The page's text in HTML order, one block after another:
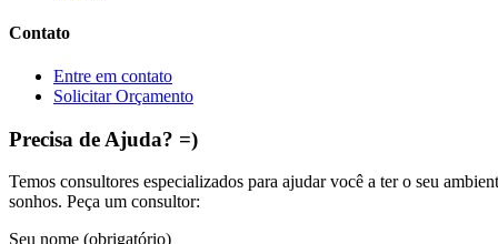
Contato
Entre em contato
Solicitar Orçamento
Precisa de Ajuda? =)
Temos consultores especializados para ajudar você a ter o seu
sonhos. Peça um consultor:
Seu nome (obrigatório)